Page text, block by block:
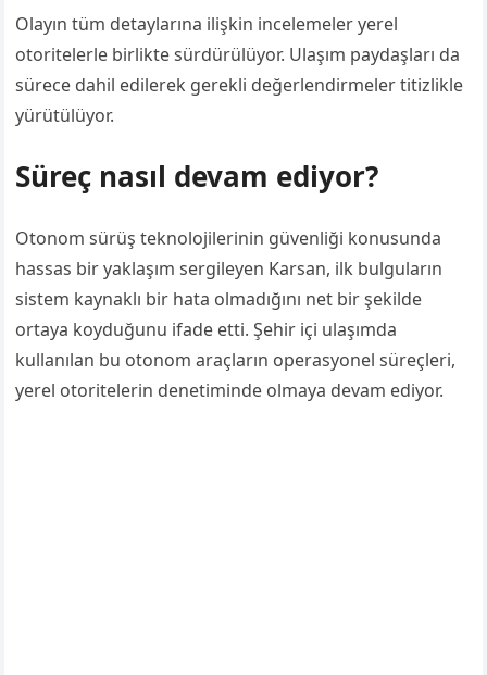
Olayın tüm detaylarına ilişkin incelemeler yerel
otoritelerle birlikte sürdürülüyor. Ulaşım paydaşları da
sürece dahil edilerek gerekli değerlendirmeler titizlikle
yürütülüyor.
Süreç nasıl devam ediyor?
Otonom sürüş teknolojilerinin güvenliği konusunda
hassas bir yaklaşım sergileyen Karsan, ilk bulguların
sistem kaynaklı bir hata olmadığını net bir şekilde
ortaya koyduğunu ifade etti. Şehir içi ulaşımda
kullanılan bu otonom araçların operasyonel süreçleri,
yerel otoritelerin denetiminde olmaya devam ediyor.